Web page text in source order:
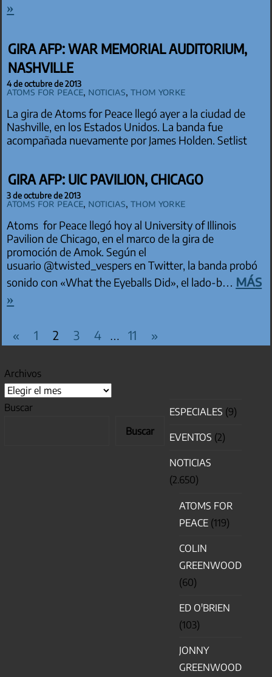
»
GIRA AFP: WAR MEMORIAL AUDITORIUM,
NASHVILLE
4 de octubre de 2013
Atoms for Peace, Noticias,Thom Yorke
La gira de Atoms for Peace llegó ayer a la ciudad de
Nashville, en los Estados Unidos. La banda fue
acompañada nuevamente por James Holden. Setlist
GIRA AFP: UIC PAVILION, CHICAGO
3 de octubre de 2013
Atoms for Peace, Noticias,Thom Yorke
Atoms for Peace llegó hoy al University of Illinois
Pavilion de Chicago, en el marco de la gira de
promoción de Amok. Según el
usuario @twisted_vespers en Twitter, la banda probó
sonido con «What the Eyeballs Did», el lado-b… más
»
PAGINACIÓN DE ENTRADAS
« Entradas
1 2 3 4 … 11
Entradas
»
Archivos
Buscar
Buscar
ESPECIALES (9)
EVENTOS (2)
NOTICIAS
(2.650)
ATOMS FOR
PEACE (119)
COLIN
GREENWOOD
(60)
ED O'BRIEN
(103)
JONNY
GREENWOOD